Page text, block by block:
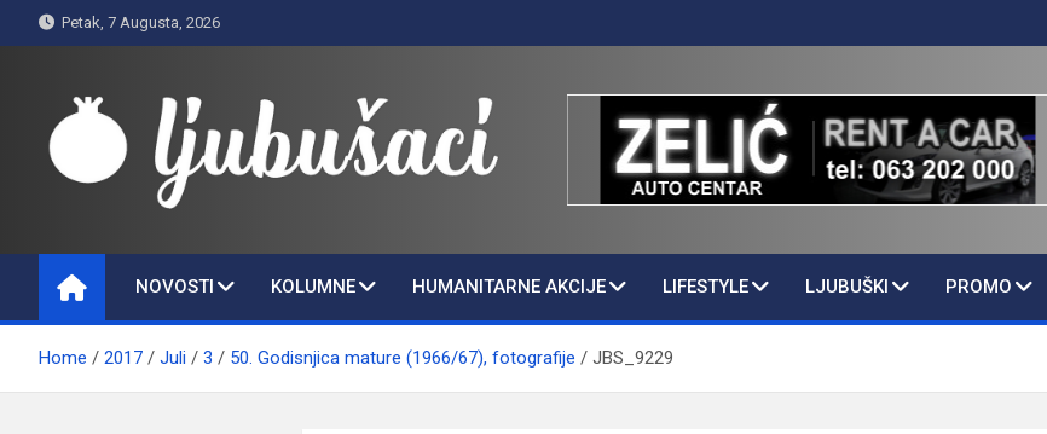
to
Petak, 7 Augusta, 2026
Ljubušaci
NOVOSTI KOLUMNE HUMANITARNE AKCIJE LIFESTYLE LJUBUŠKI PROMO
Home 2017 Juli 3 50. Godisnjica mature (1966/67), fotografije JBS_9229